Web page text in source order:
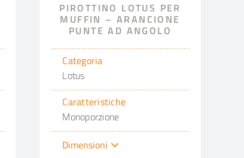
PIROTTINO LOTUS PER
MUFFIN – ARANCIONE
PUNTE AD ANGOLO
Categoria
Lotus
Caratteristiche
Monoporzione
Dimensioni